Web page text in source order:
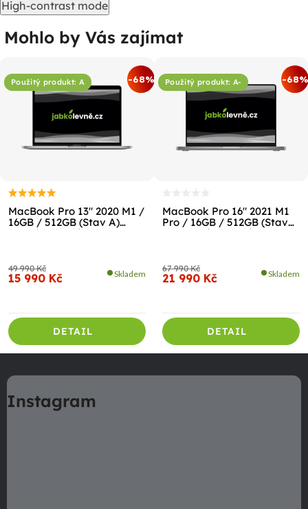
High-contrast mode
Mohlo by Vás zajímat
Použitý produkt: A -68%
MacBook Pro 13" 2020 M1 /
16GB / 512GB (Stav A)
Vesmírně šedá
49 990 Kč
15 990 Kč Skladem
DETAIL
Použitý produkt: A- -68%
MacBook Pro 16" 2021 M1
Pro / 16GB / 512GB (Stav
A-) Vesmírně šedá
67 990 Kč
21 990 Kč Skladem
DETAIL
á
pInstagram